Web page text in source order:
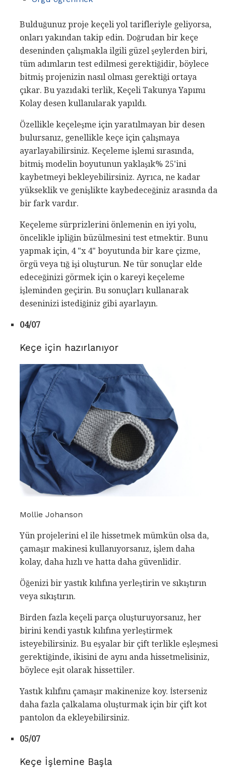
Bulduğunuz proje keçeli yol tarifleriyle geliyorsa,
onları yakından takip edin. Doğrudan bir keçe
deseninden çalışmakla ilgili güzel şeylerden biri,
tüm adımların test edilmesi gerektiğidir, böylece
bitmiş projenizin nasıl olması gerektiği ortaya
çıkar. Bu yazıdaki terlik, Keçeli Takunya Yapımı
Kolay desen kullanılarak yapıldı.
Özellikle keçeleşme için yaratılmayan bir desen
bulursanız, genellikle keçe için çalışmaya
ayarlayabilirsiniz. Keçeleme işlemi sırasında,
bitmiş modelin boyutunun yaklaşık% 25'ini
kaybetmeyi bekleyebilirsiniz. Ayrıca, ne kadar
yükseklik ve genişlikte kaybedeceğiniz arasında da
bir fark vardır.
Keçeleme sürprizlerini önlemenin en iyi yolu,
öncelikle ipliğin büzülmesini test etmektir. Bunu
yapmak için, 4 "x 4" boyutunda bir kare çizme,
örgü veya tığ işi oluşturun. Ne tür sonuçlar elde
edeceğinizi görmek için o kareyi keçeleme
işleminden geçirin. Bu sonuçları kullanarak
deseninizi istediğiniz gibi ayarlayın.
04/07
Keçe için hazırlanıyor
Mollie Johanson
Yün projelerini el ile hissetmek mümkün olsa da,
çamaşır makinesi kullanıyorsanız, işlem daha
kolay, daha hızlı ve hatta daha güvenlidir.
Öğenizi bir yastık kılıfına yerleştirin ve sıkıştırın
veya sıkıştırın.
Birden fazla keçeli parça oluşturuyorsanız, her
birini kendi yastık kılıfına yerleştirmek
isteyebilirsiniz. Bu eşyalar bir çift terlikle eşleşmesi
gerektiğinde, ikisini de aynı anda hissetmelisiniz,
böylece eşit olarak hissettiler.
Yastık kılıfını çamaşır makinenize koy. İsterseniz
daha fazla çalkalama oluşturmak için bir çift kot
pantolon da ekleyebilirsiniz.
05/07
Keçe İşlemine Başla